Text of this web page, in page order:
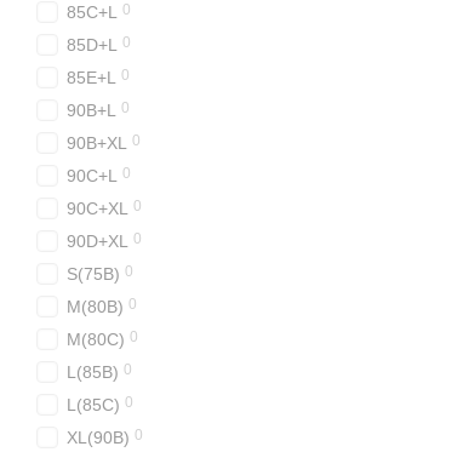
85C+L 0
85D+L 0
85E+L 0
90B+L 0
90B+XL 0
90C+L 0
90C+XL 0
90D+XL 0
S(75B) 0
M(80B) 0
M(80C) 0
L(85B) 0
L(85C) 0
XL(90B) 0